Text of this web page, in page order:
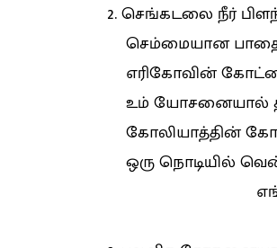
2. செங்கடலை நீர்
செம்மையான
எரிகோவின்
உம் யோசனையால்
கோலியாத்தின்
ஒரு நொடியில்
எங்கள்